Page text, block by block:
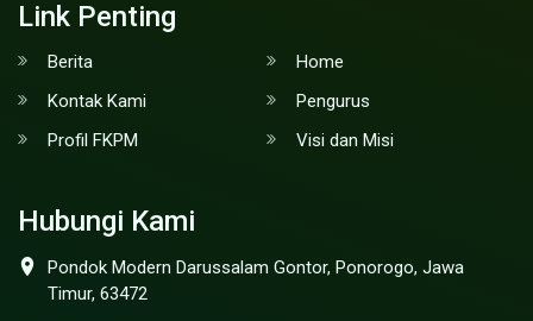
Link Penting
Berita
Home
Kontak Kami
Pengurus
Profil FKPM
Visi dan Misi
Hubungi Kami
Pondok Modern Darussalam Gontor, Ponorogo, Jawa
Timur, 63472